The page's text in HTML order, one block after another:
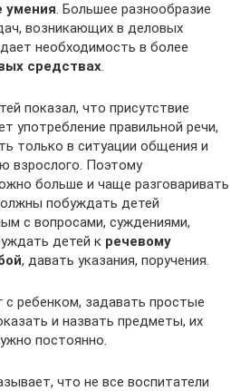
умения. Большее разнообразие
возникающих в деловых
необходимость в более
средствах.
показал, что присутствие
употребление правильной речи,
только в ситуации общения и
взрослого. Поэтому
больше и чаще разговаривать
побуждать детей
с вопросами, суждениями,
детей к речевому
, давать указания, поручения.
с ребенком, задавать простые
и назвать предметы, их
постоянно.
что не все воспитатели